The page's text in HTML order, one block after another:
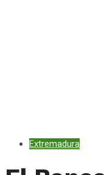
Extremadura